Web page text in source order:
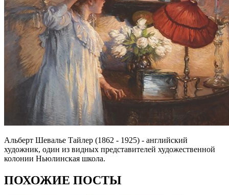
Альберт Шевалье Тайлер (1862 - 1925) - английский
художник, один из видных представителей художественной
колонии Ньюлинская школа.
ПОХОЖИЕ ПОСТЫ